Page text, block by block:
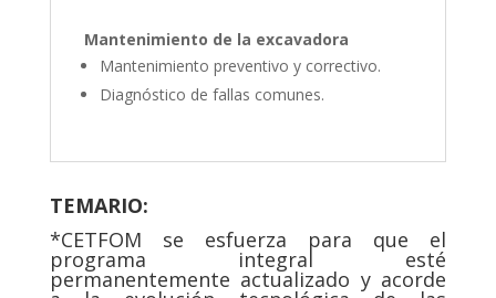
Mantenimiento de la excavadora
Mantenimiento preventivo y correctivo.
Diagnóstico de fallas comunes.
TEMARIO:
*CETFOM se esfuerza para que el
programa integral esté
permanentemente actualizado y acorde